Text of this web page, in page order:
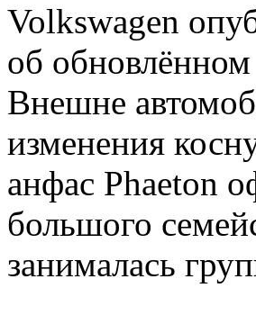
Volkswagen
об
Внешне
изменения
анфас Phaeton
большого
занималась